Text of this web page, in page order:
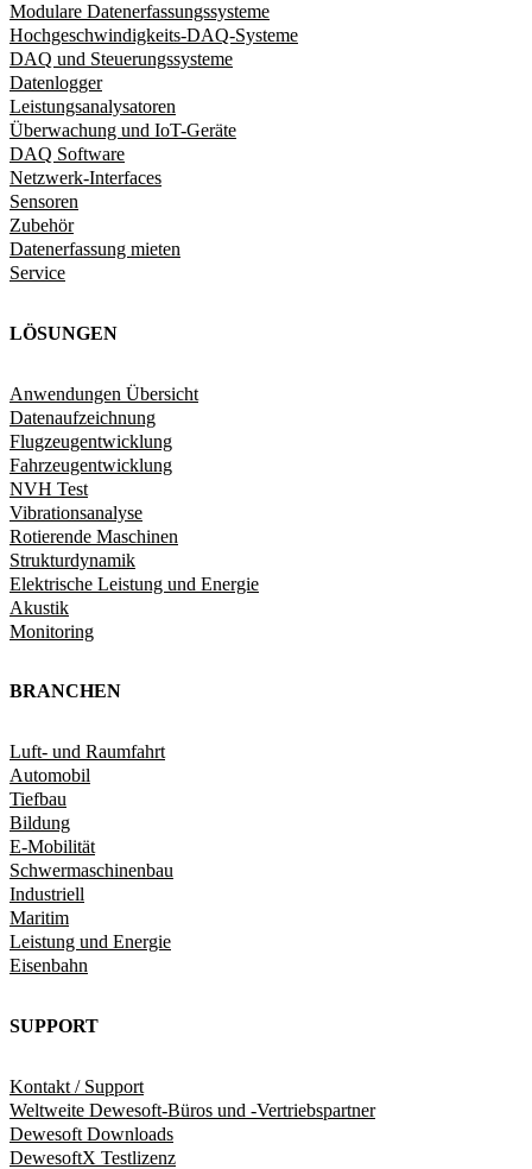
Modulare Datenerfassungssysteme
Hochgeschwindigkeits-DAQ-Systeme
DAQ und Steuerungssysteme
Datenlogger
Leistungsanalysatoren
Überwachung und IoT-Geräte
DAQ Software
Netzwerk-Interfaces
Sensoren
Zubehör
Datenerfassung mieten
Service
LÖSUNGEN
Anwendungen Übersicht
Datenaufzeichnung
Flugzeugentwicklung
Fahrzeugentwicklung​
NVH Test
Vibrationsanalyse
Rotierende Maschinen
Strukturdynamik​
Elektrische Leistung und Energie​
Akustik
Monitoring
BRANCHEN
Luft- und Raumfahrt
Automobil
Tiefbau
Bildung
E-Mobilität
Schwermaschinenbau
Industriell
Maritim
Leistung und Energie
Eisenbahn
SUPPORT
Kontakt / Support
Weltweite Dewesoft-Büros und -Vertriebspartner
Dewesoft Downloads
DewesoftX Testlizenz